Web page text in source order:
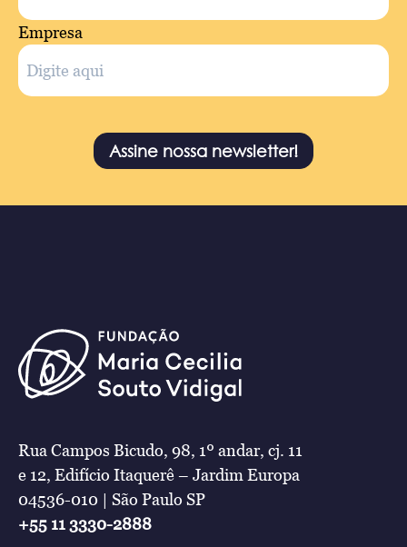
Empresa
Assine nossa newsletter!
Rua Campos Bicudo, 98, 1º andar, cj. 11
e 12, Edifício Itaquerê – Jardim Europa
04536-010 | São Paulo SP
+55 11 3330-2888